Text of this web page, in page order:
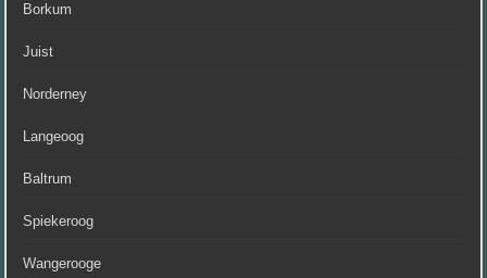
Borkum
Juist
Norderney
Langeoog
Baltrum
Spiekeroog
Wangerooge